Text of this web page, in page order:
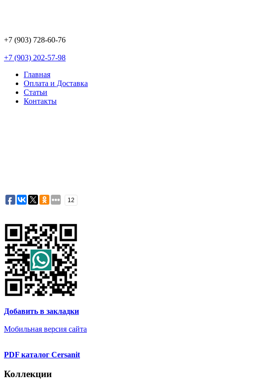
+7 (903) 728-60-76
+7 (903) 202-57-98
Главная
Оплата и Доставка
Статьи
Контакты
12
Добавить в закладки
Мобильная версия сайта
PDF каталог Cersanit
Коллекции